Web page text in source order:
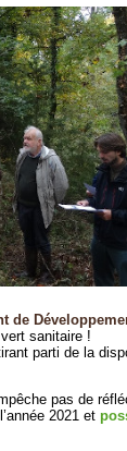
de
sanitaire !
parti de la
pas de
2021 et